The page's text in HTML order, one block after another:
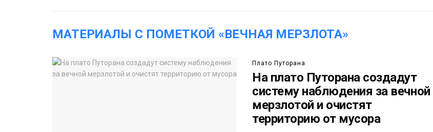
МАТЕРИАЛЫ С ПОМЕТКОЙ «ВЕЧНАЯ МЕРЗЛОТА»
Плато Путорана
На плато Путорана создадут
систему наблюдения за вечной
мерзлотой и очистят
территорию от мусора